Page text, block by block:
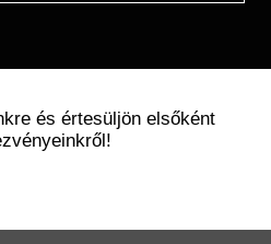
és értesüljön elsőként